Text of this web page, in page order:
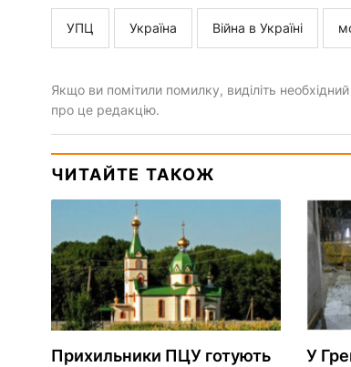
УПЦ Україна Війна в Україні
Якщо ви помітили помилку, виділіть
про це редакцію.
ЧИТАЙТЕ ТАКОЖ
Прихильники ПЦУ готують
У